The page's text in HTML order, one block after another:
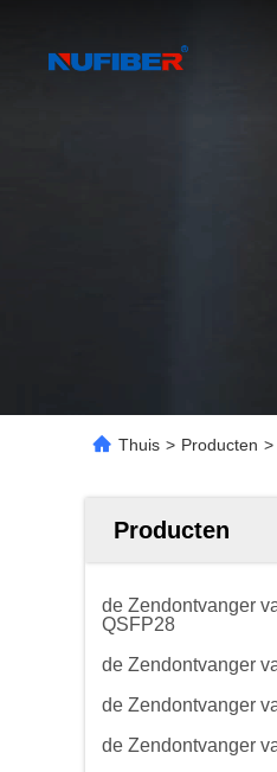
Thuis > Producten >
Producten
de Zendontvanger
QSFP28
de Zendontvanger
de Zendontvanger
de Zendontvanger